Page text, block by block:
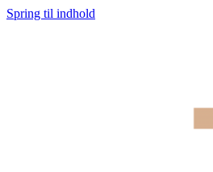
Spring til indhold